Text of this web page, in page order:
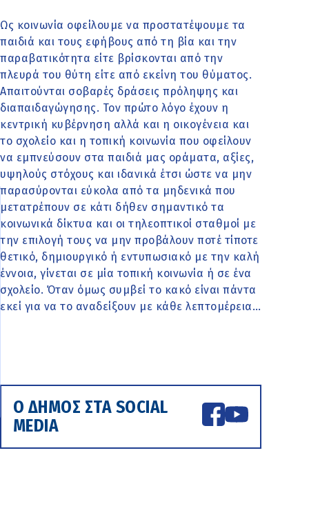
Ως κοινωνία οφείλουμε να προστατέψουμε τα
παιδιά και τους εφήβους από τη βία και την
παραβατικότητα είτε βρίσκονται από την
πλευρά του θύτη είτε από εκείνη του θύματος.
Απαιτούνται σοβαρές δράσεις πρόληψης και
διαπαιδαγώγησης. Τον πρώτο λόγο έχουν η
κεντρική κυβέρνηση αλλά και η οικογένεια και
το σχολείο και η τοπική κοινωνία που οφείλουν
να εμπνεύσουν στα παιδιά μας οράματα, αξίες,
υψηλούς στόχους και ιδανικά έτσι ώστε να μην
παρασύρονται εύκολα από τα μηδενικά που
μετατρέπουν σε κάτι δήθεν σημαντικό τα
κοινωνικά δίκτυα και οι τηλεοπτικοί σταθμοί με
την επιλογή τους να μην προβάλουν ποτέ τίποτε
θετικό, δημιουργικό ή εντυπωσιακό με την καλή
έννοια, γίνεται σε μία τοπική κοινωνία ή σε ένα
σχολείο. Όταν όμως συμβεί το κακό είναι πάντα
εκεί για να το αναδείξουν με κάθε λεπτομέρεια…
Ο ΔΗΜΟΣ ΣΤΑ SOCIAL
MEDIA